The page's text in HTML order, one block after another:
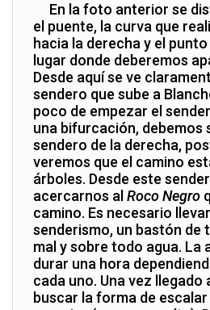
En la foto anterior se
el puente, la curva que
hacia la derecha y el
lugar donde deberemos
Desde aquí se ve
sendero que sube a
poco de empezar el
una bifurcación, debemos
sendero de la derecha,
veremos que el camino
árboles. Desde este
acercarnos al Roco Negro
camino. Es necesario
senderismo, un bastón de
mal y sobre todo agua. La
durar una hora
cada uno. Una vez llegado
buscar la forma de